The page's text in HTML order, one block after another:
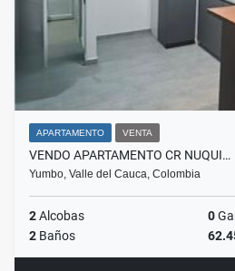
APARTAMENTO VENTA
VENDO APARTAMENTO CR NUQUI…
Yumbo, Valle del Cauca, Colombia
2Alcobas 0
2 Baños